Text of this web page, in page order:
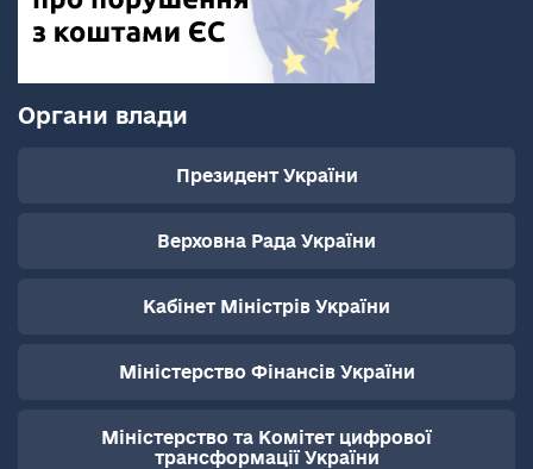
Органи влади
Президент України
Верховна Рада України
Кабінет Міністрів України
Міністерство Фінансів України
Міністерство та Комітет цифрової
трансформації України